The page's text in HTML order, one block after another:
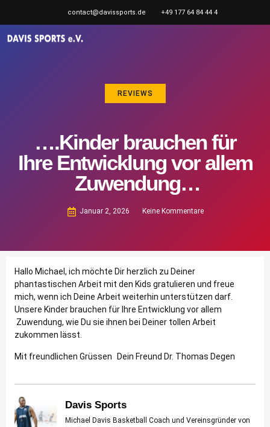
contact@davissports.de +49 177 64 84 44 4
REVIEWS
….Kinder brauchen für
Ihre Entwicklung vor allem
Zuwendung…
Januar 2, 2026 Keine Kommentare
Hallo Michael, ich möchte Dir herzlich zu Deiner
phantastischen Arbeit mit den Kids gratulieren und freue
mich, wenn ich Deine Arbeit weiterhin unterstützen darf.
Unsere Kinder brauchen für Ihre Entwicklung vor allem
Zuwendung, wie Du sie ihnen bei Deiner tollen Arbeit
zukommen lässt.
Mit freundlichen Grüssen Dein Freund Dr. Thomas Degen
Davis Sports
Michael Davis Basketball Coach und Vereinsgründer von